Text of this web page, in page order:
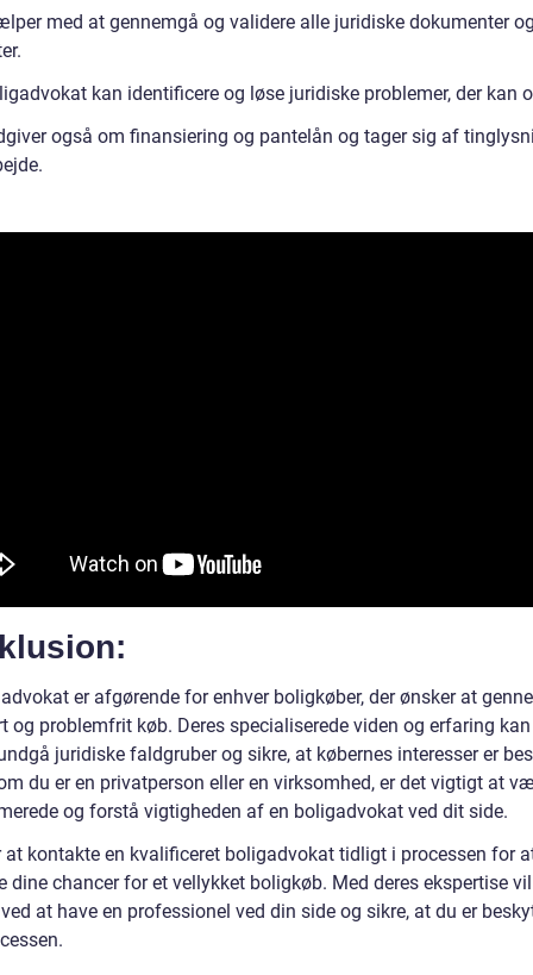
med at gennemgå og validere alle juridiske dokumenter
kan identificere og løse juridiske problemer, der kan
også om finansiering og pantelån og tager sig af
er afgørende for enhver boligkøber, der ønsker at
og problemfrit køb. Deres specialiserede viden og erfaring
juridiske faldgruber og sikre, at købernes interesser er
du er en privatperson eller en virksomhed, er det vigtigt at
og forstå vigtigheden af en boligadvokat ved dit side.
at kontakte en kvalificeret boligadvokat tidligt i processen for
dine chancer for et vellykket boligkøb. Med deres ekspertise
at have en professionel ved din side og sikre, at du er